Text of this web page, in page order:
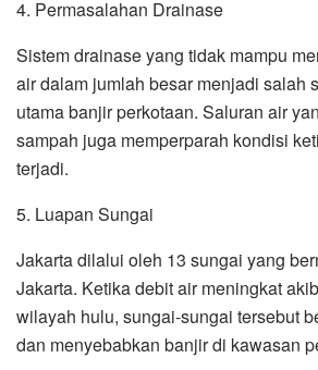
4. Permasalahan Drainase
Sistem drainase yang tidak mampu
air dalam jumlah besar menjadi salah
utama banjir perkotaan. Saluran air
sampah juga memperparah kondisi
terjadi.
5. Luapan Sungai
Jakarta dilalui oleh 13 sungai yang
Jakarta. Ketika debit air meningkat
wilayah hulu, sungai-sungai tersebut
dan menyebabkan banjir di kawasan